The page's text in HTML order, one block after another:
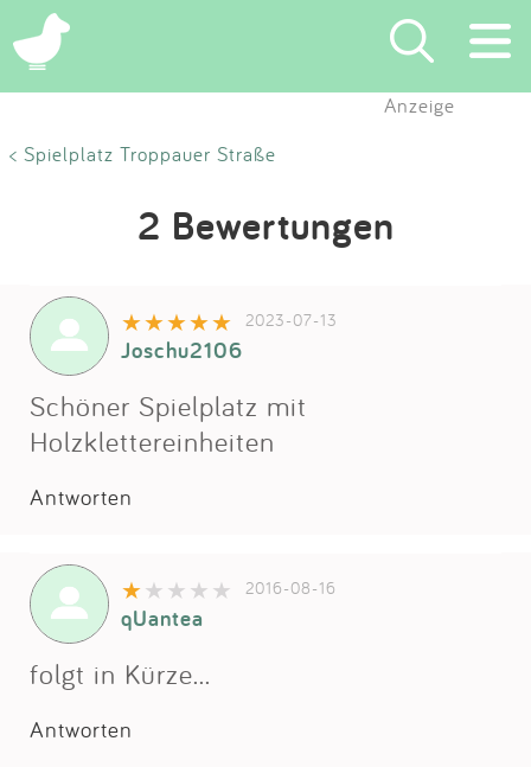
Suchen
Eintragen
Partner
Anzeige
< Spielplatz Troppauer Straße
2 Bewertungen
2023-07-13
Joschu2106
Schöner Spielplatz mit
Holzklettereinheiten
Antworten
2016-08-16
qUantea
folgt in Kürze...
Antworten